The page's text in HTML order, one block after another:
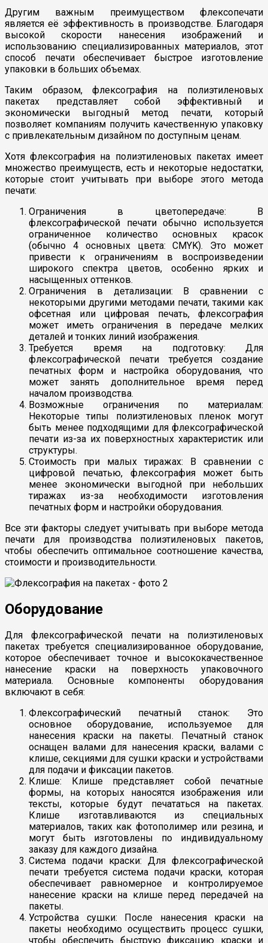
Другим важным преимуществом флексопечати
является её эффективность в производстве. Благодаря
высокой скорости нанесения изображений и
использованию специализированных материалов, этот
способ печати обеспечивает быстрое изготовление
упаковки в больших объемах.
Таким образом, флексография на полиэтиленовых
пакетах представляет собой эффективный и
экономически выгодный метод печати, который
позволяет компаниям получить качественную упаковку
с привлекательным дизайном по доступным ценам.
Хотя флексография на полиэтиленовых пакетах имеет
множество преимуществ, есть и некоторые недостатки,
которые стоит учитывать при выборе этого метода
печати:
Ограничения в цветопередаче: В
флексографической печати обычно используется
ограниченное количество основных красок
(обычно 4 основных цвета: CMYK). Это может
привести к ограничениям в воспроизведении
широкого спектра цветов, особенно ярких и
насыщенных оттенков.
Ограничения в детализации: В сравнении с
некоторыми другими методами печати, такими как
офсетная или цифровая печать, флексография
может иметь ограничения в передаче мелких
деталей и тонких линий изображения.
Требуется время на подготовку: Для
флексографической печати требуется создание
печатных форм и настройка оборудования, что
может занять дополнительное время перед
началом производства.
Возможные ограничения по материалам:
Некоторые типы полиэтиленовых пленок могут
быть менее подходящими для флексографической
печати из-за их поверхностных характеристик или
структуры.
Стоимость при малых тиражах: В сравнении с
цифровой печатью, флексография может быть
менее экономически выгодной при небольших
тиражах из-за необходимости изготовления
печатных форм и настройки оборудования.
Все эти факторы следует учитывать при выборе метода
печати для производства полиэтиленовых пакетов,
чтобы обеспечить оптимальное соотношение качества,
стоимости и производительности.
Оборудование
Для флексографической печати на полиэтиленовых
пакетах требуется специализированное оборудование,
которое обеспечивает точное и высококачественное
нанесение краски на поверхность упаковочного
материала. Основные компоненты оборудования
включают в себя:
Флексографический печатный станок: Это
основное оборудование, используемое для
нанесения краски на пакеты. Печатный станок
оснащен валами для нанесения краски, валами с
клише, секциями для сушки краски и устройствами
для подачи и фиксации пакетов.
Клише: Клише представляет собой печатные
формы, на которых наносятся изображения или
тексты, которые будут печататься на пакетах.
Клише изготавливаются из специальных
материалов, таких как фотополимер или резина, и
могут быть изготовлены по индивидуальному
заказу для каждого дизайна.
Система подачи краски: Для флексографической
печати требуется система подачи краски, которая
обеспечивает равномерное и контролируемое
нанесение краски на клише перед передачей на
пакеты.
Устройства сушки: После нанесения краски на
пакеты необходимо осуществить процесс сушки,
чтобы обеспечить быструю фиксацию краски и